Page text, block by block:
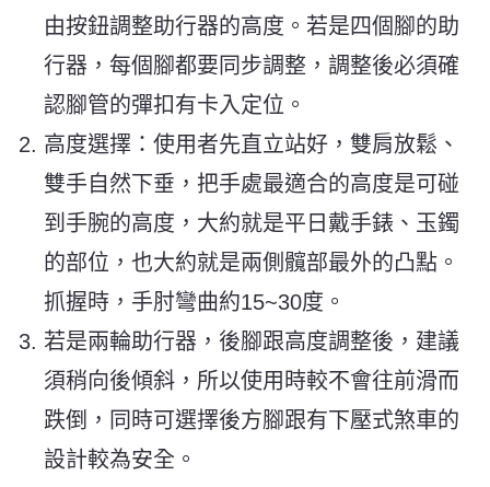
由按鈕調整助行器的高度。若是四個腳的助
行器，每個腳都要同步調整，調整後必須確
認腳管的彈扣有卡入定位。
高度選擇：使用者先直立站好，雙肩放鬆、
雙手自然下垂，把手處最適合的高度是可碰
到手腕的高度，大約就是平日戴手錶、玉鐲
的部位，也大約就是兩側髖部最外的凸點。
抓握時，手肘彎曲約15~30度。
若是兩輪助行器，後腳跟高度調整後，建議
須稍向後傾斜，所以使用時較不會往前滑而
跌倒，同時可選擇後方腳跟有下壓式煞車的
設計較為安全。